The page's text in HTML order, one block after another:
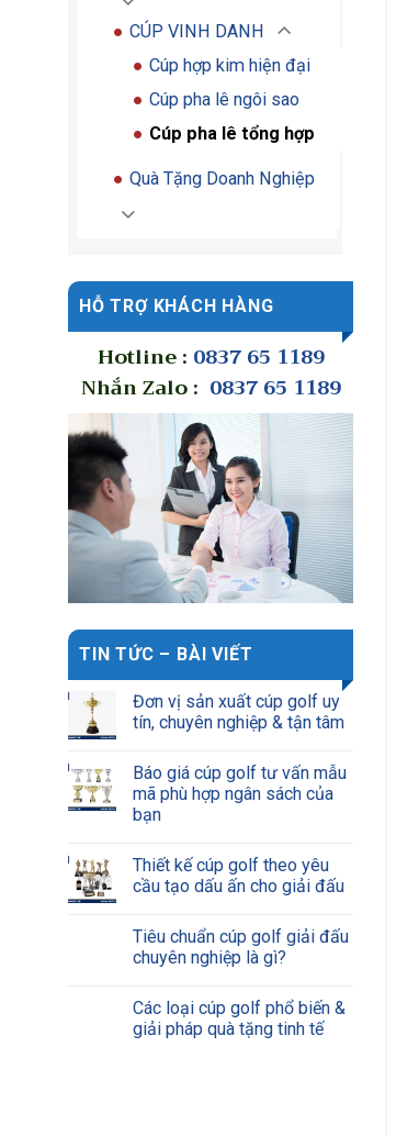
CÚP VINH DANH
Cúp hợp kim hiện đại
Cúp pha lê ngôi sao
Cúp pha lê tổng hợp
Quà Tặng Doanh Nghiệp
HỖ TRỢ KHÁCH HÀNG
Hotline : 0837 65 1189
Nhắn Zalo : 0837 65 1189
TIN TỨC – BÀI VIẾT
Đơn vị sản xuất cúp golf uy
tín, chuyên nghiệp & tận tâm
Báo giá cúp golf tư vấn mẫu
mã phù hợp ngân sách của
bạn
Thiết kế cúp golf theo yêu
cầu tạo dấu ấn cho giải đấu
Tiêu chuẩn cúp golf giải đấu
chuyên nghiệp là gì?
Các loại cúp golf phổ biến &
giải pháp quà tặng tinh tế